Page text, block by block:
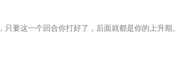
要这一个回合你打好了，后面就都是你的上升期。